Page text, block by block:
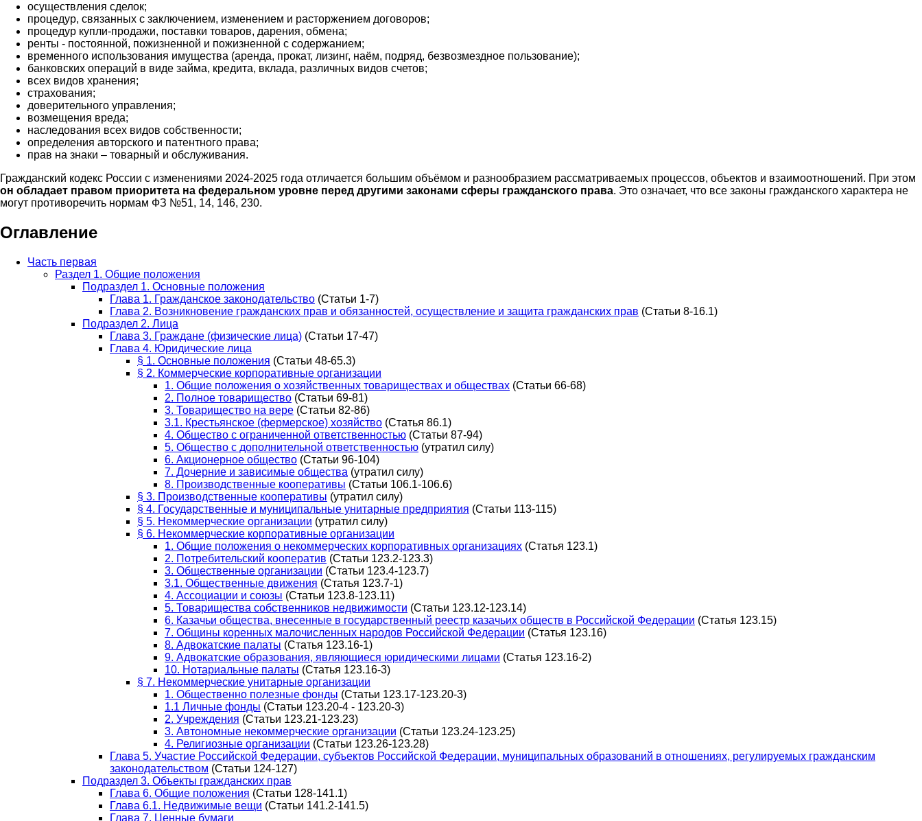
осуществления сделок;
процедур, связанных с заключением, изменением и расторжением договоров;
процедур купли-продажи, поставки товаров, дарения, обмена;
ренты - постоянной, пожизненной и пожизненной с содержанием;
временного использования имущества (аренда, прокат, лизинг, наём, подряд, безвозмездное пользование);
банковских операций в виде займа, кредита, вклада, различных видов счетов;
всех видов хранения;
страхования;
доверительного управления;
возмещения вреда;
наследования всех видов собственности;
определения авторского и патентного права;
прав на знаки – товарный и обслуживания.
Гражданский кодекс России с изменениями 2024-2025 года отличается большим объёмом и разнообразием рассматриваемых процессов, объектов и взаимоотношений. При этом
он обладает правом приоритета на федеральном уровне перед другими законами сферы гражданского права. Это означает, что все законы гражданского характера не
могут противоречить нормам ФЗ №51, 14, 146, 230.
Оглавление
Часть первая
Раздел 1. Общие положения
Подраздел 1. Основные положения
Глава 1. Гражданское законодательство (Статьи 1-7)
Глава 2. Возникновение гражданских прав и обязанностей, осуществление и защита гражданских прав (Статьи 8-16.1)
Подраздел 2. Лица
Глава 3. Граждане (физические лица) (Статьи 17-47)
Глава 4. Юридические лица
§ 1. Основные положения (Статьи 48-65.3)
§ 2. Коммерческие корпоративные организации
1. Общие положения о хозяйственных товариществах и обществах (Статьи 66-68)
2. Полное товарищество (Статьи 69-81)
3. Товарищество на вере (Статьи 82-86)
3.1. Крестьянское (фермерское) хозяйство (Статья 86.1)
4. Общество с ограниченной ответственностью (Статьи 87-94)
5. Общество с дополнительной ответственностью (утратил силу)
6. Акционерное общество (Статьи 96-104)
7. Дочерние и зависимые общества (утратил силу)
8. Производственные кооперативы (Статьи 106.1-106.6)
§ 3. Производственные кооперативы (утратил силу)
§ 4. Государственные и муниципальные унитарные предприятия (Статьи 113-115)
§ 5. Некоммерческие организации (утратил силу)
§ 6. Некоммерческие корпоративные организации
1. Общие положения о некоммерческих корпоративных организациях (Статья 123.1)
2. Потребительский кооператив (Статьи 123.2-123.3)
3. Общественные организации (Статьи 123.4-123.7)
3.1. Общественные движения (Статья 123.7-1)
4. Ассоциации и союзы (Статьи 123.8-123.11)
5. Товарищества собственников недвижимости (Статьи 123.12-123.14)
6. Казачьи общества, внесенные в государственный реестр казачьих обществ в Российской Федерации (Статья 123.15)
7. Общины коренных малочисленных народов Российской Федерации (Статья 123.16)
8. Адвокатские палаты (Статья 123.16-1)
9. Адвокатские образования, являющиеся юридическими лицами (Статья 123.16-2)
10. Нотариальные палаты (Статья 123.16-3)
§ 7. Некоммерческие унитарные организации
1. Общественно полезные фонды (Статьи 123.17-123.20-3)
1.1 Личные фонды (Статьи 123.20-4 - 123.20-3)
2. Учреждения (Статьи 123.21-123.23)
3. Автономные некоммерческие организации (Статьи 123.24-123.25)
4. Религиозные организации (Статьи 123.26-123.28)
Глава 5. Участие Российской Федерации, субъектов Российской Федерации, муниципальных образований в отношениях, регулируемых гражданским
законодательством (Статьи 124-127)
Подраздел 3. Объекты гражданских прав
Глава 6. Общие положения (Статьи 128-141.1)
Глава 6.1. Недвижимые вещи (Статьи 141.2-141.5)
Глава 7. Ценные бумаги